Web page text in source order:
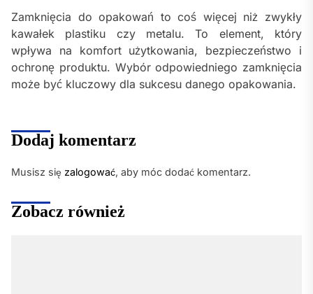
Zamknięcia do opakowań to coś więcej niż zwykły
kawałek plastiku czy metalu. To element, który
wpływa na komfort użytkowania, bezpieczeństwo i
ochronę produktu. Wybór odpowiedniego zamknięcia
może być kluczowy dla sukcesu danego opakowania.
Dodaj komentarz
Musisz się zalogować, aby móc dodać komentarz.
Zobacz również